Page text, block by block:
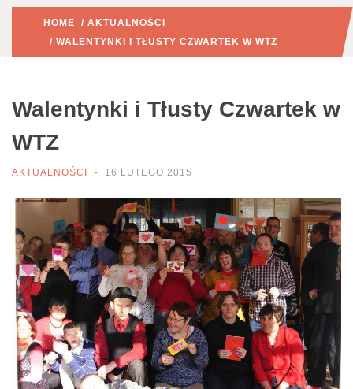
HOME / AKTUALNOŚCI
/ WALENTYNKI I TŁUSTY CZWARTEK W WTZ
Walentynki i Tłusty Czwartek w
WTZ
AKTUALNOŚCI 16 LUTEGO 2015